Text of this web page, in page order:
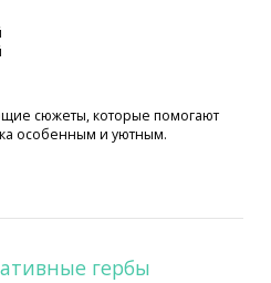
сюжеты, которые помогают
особенным и уютным.
гербы